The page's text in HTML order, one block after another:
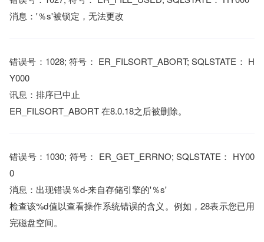
消息：'％s'被锁定，无法更改
错误号：1028; 符号： ER_FILSORT_ABORT; SQLSTATE： H
Y000
讯息：排序已中止
ER_FILSORT_ABORT 在8.0.18之后被删除。
错误号：1030; 符号： ER_GET_ERRNO; SQLSTATE： HY00
0
消息：出现错误％d-来自存储引擎的'％s'
检查该%d值以查看操作系统错误的含义。例如，28表示您已用
完磁盘空间。